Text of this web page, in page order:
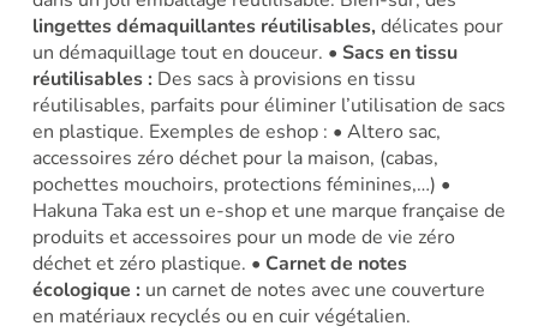
lingettes démaquillantes réutilisables,délicates pour
un démaquillage tout en douceur. • Sacs en tissu
réutilisables : Des sacs à provisions en tissu
réutilisables, parfaits pour éliminer l’utilisation de sacs
en plastique. Exemples de eshop : • Altero sac,
accessoires zéro déchet pour la maison, (cabas,
pochettes mouchoirs, protections féminines,…) •
Hakuna Taka est un e-shop et une marque française de
produits et accessoires pour un mode de vie zéro
déchet et zéro plastique. • Carnet de notes
écologique : un carnet de notes avec une couverture
en matériaux recyclés ou en cuir végétalien.